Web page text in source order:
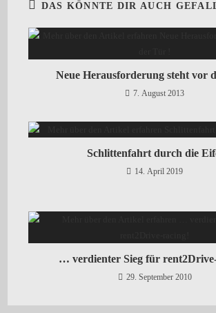
DAS KÖNNTE DIR AUCH
Neue Herausforderung steht vor
7. August 2013
Schlittenfahrt durch die
14. April 2019
… verdienter Sieg für
29. September 2010